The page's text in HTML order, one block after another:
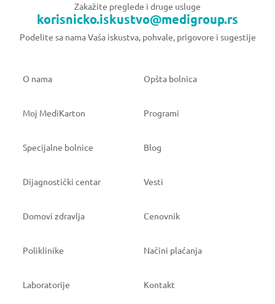
Zakažite preglede i druge usluge
korisnicko.iskustvo@medigroup.rs
Podelite sa nama Vaša iskustva, pohvale, prigovore i sugestije
O nama Opšta bolnica
Moj MediKarton Programi
Specijalne bolnice Blog
Dijagnostički centar Vesti
Domovi zdravlja Cenovnik
Poliklinike Načini plaćanja
Laboratorije Kontakt